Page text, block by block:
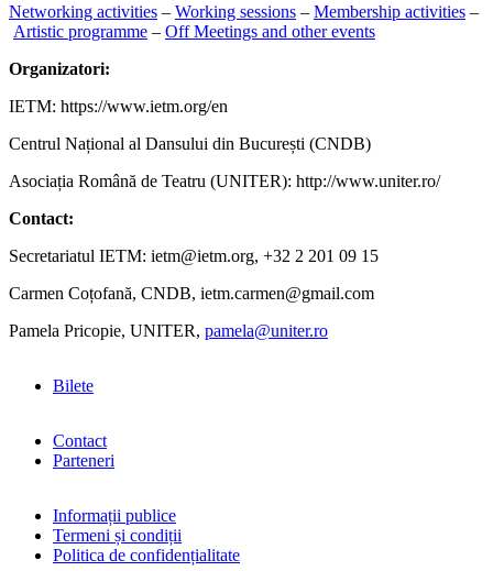
Networking activities – Working sessions – Membership activities –
Artistic programme – Off Meetings and other events
Organizatori:
IETM: https://www.ietm.org/en
Centrul Național al Dansului din București (CNDB)
Asociația Română de Teatru (UNITER): http://www.uniter.ro/
Contact:
Secretariatul IETM: ietm@ietm.org, +32 2 201 09 15
Carmen Coțofană, CNDB, ietm.carmen@gmail.com
Pamela Pricopie, UNITER, pamela@uniter.ro
Bilete
Contact
Parteneri
Informații publice
Termeni și condiții
Politica de confidențialitate